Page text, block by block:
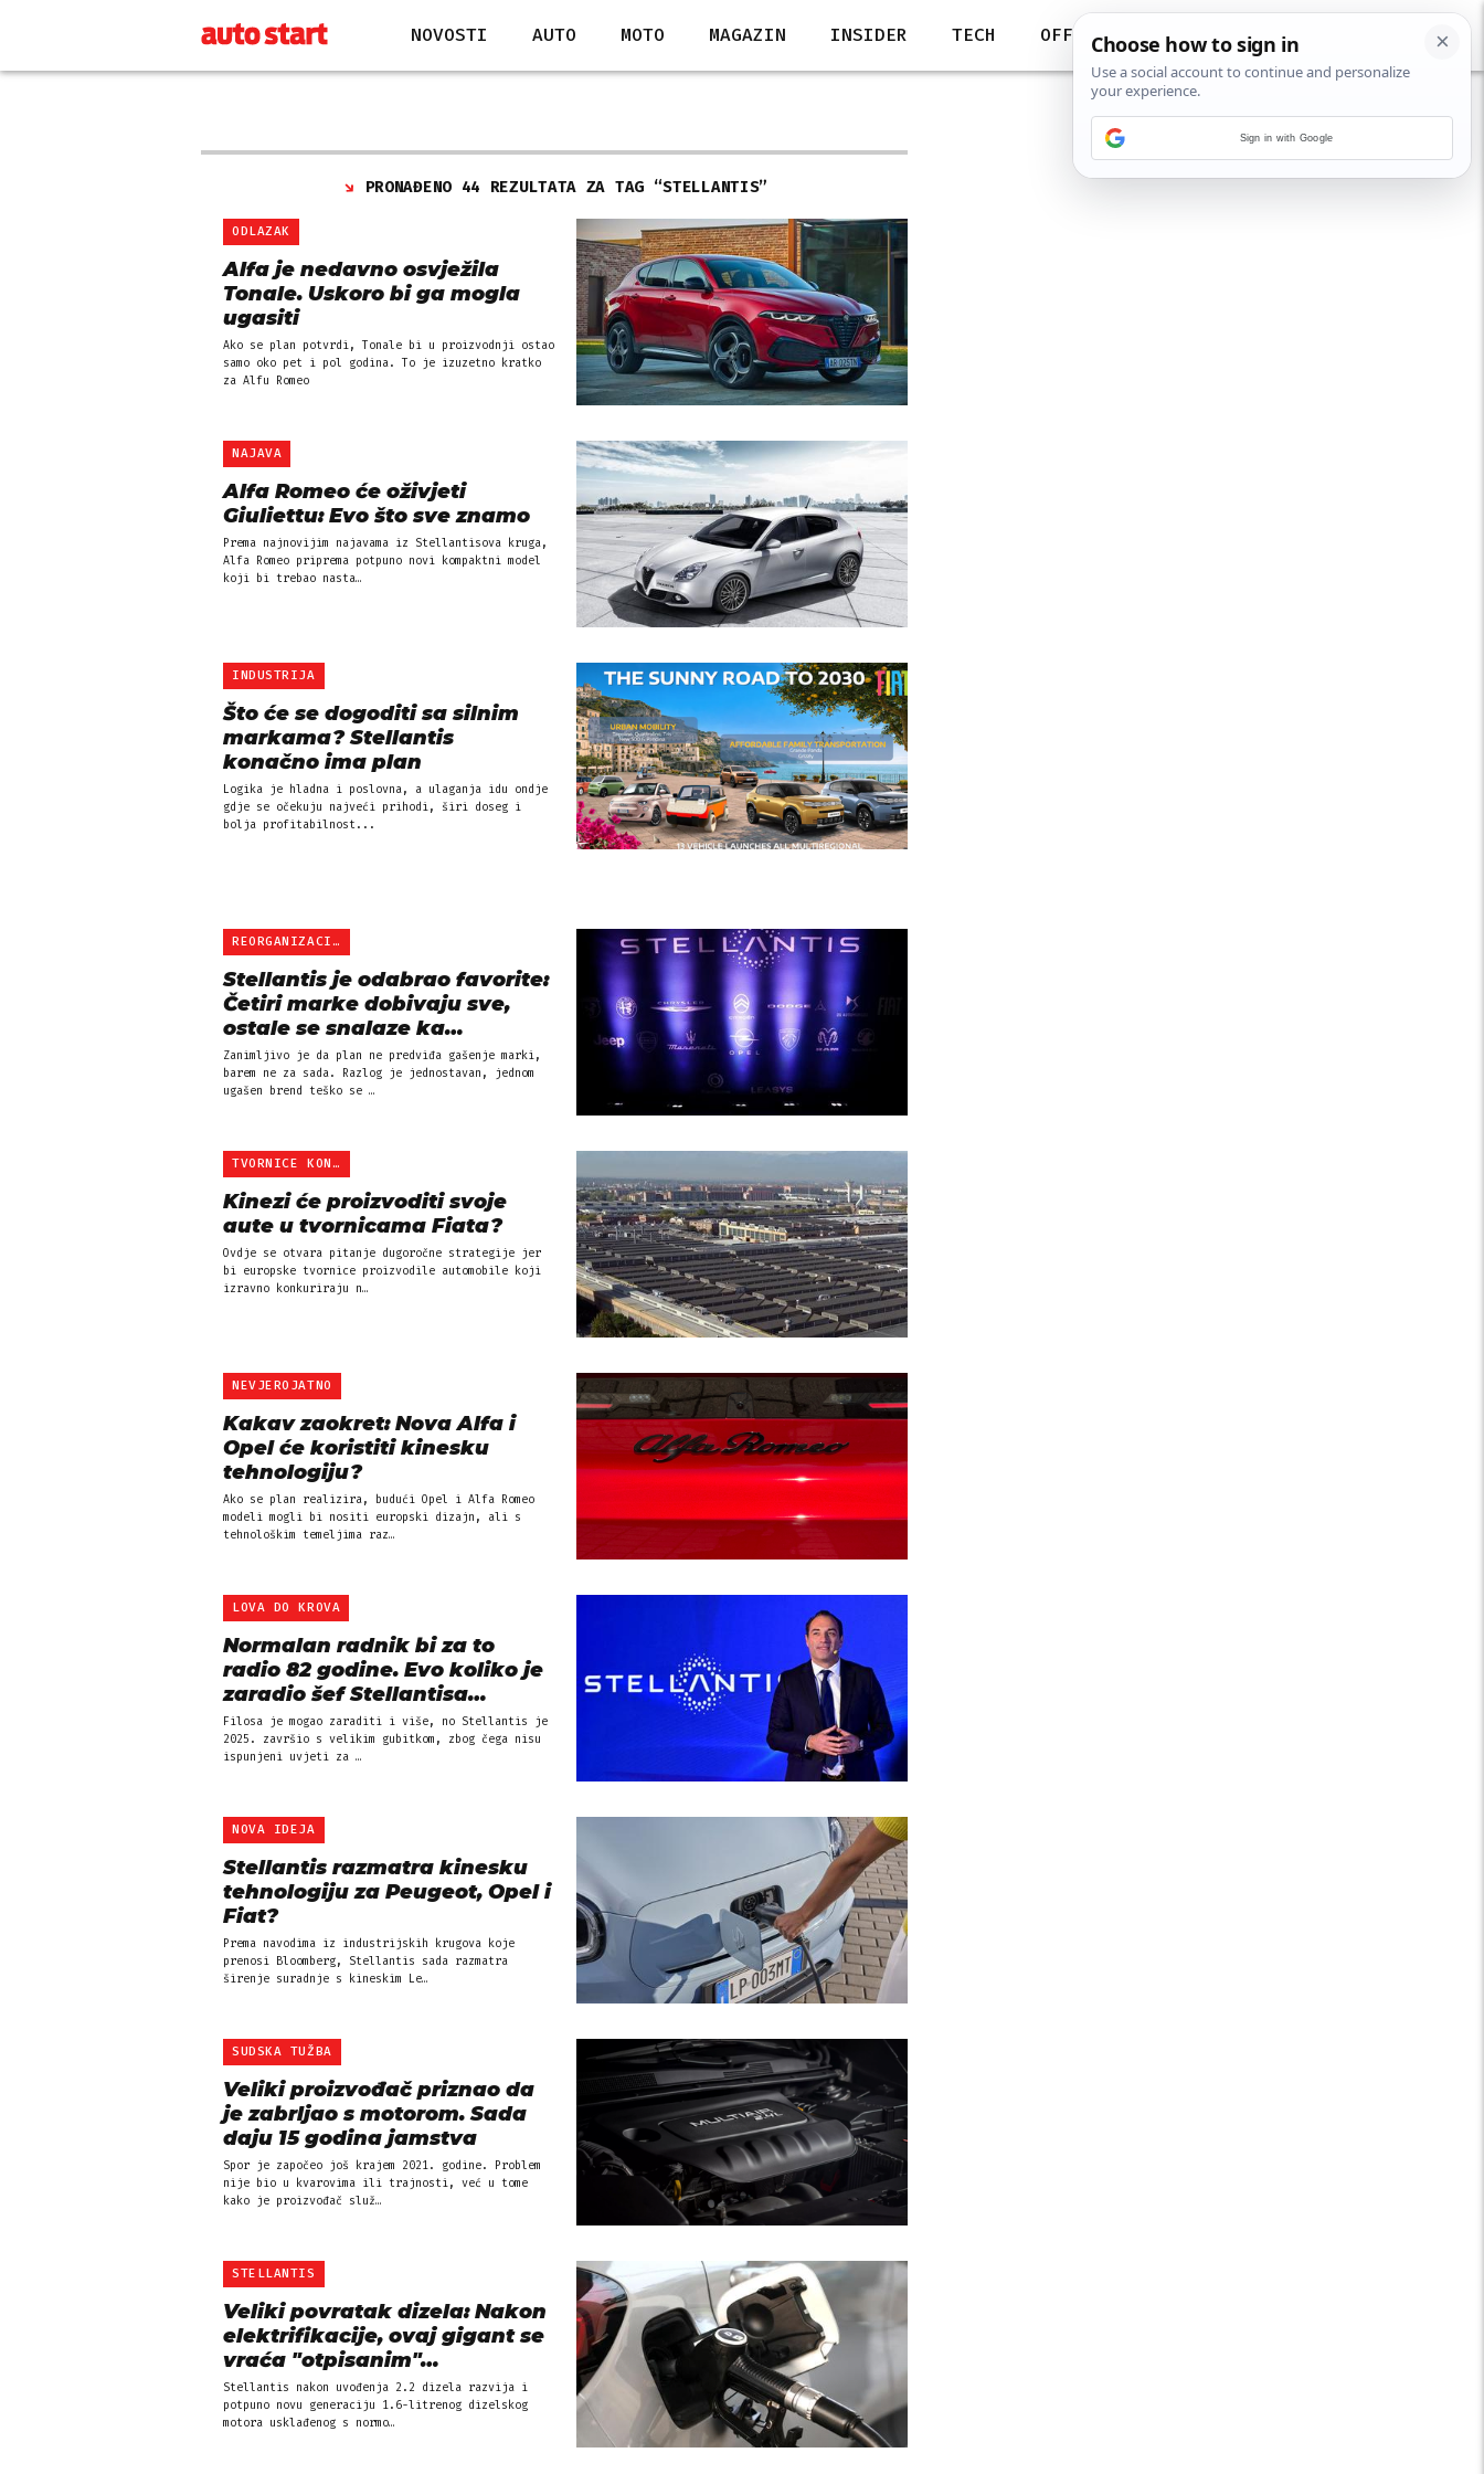
NOVOSTI AUTO MOTO MAGAZIN INSIDER TECH OFF
PRONAĐENO 44 REZULTATA ZA TAG “STELLANTIS”
ODLAZAK
Alfa je nedavno osvježila
Tonale. Uskoro bi ga mogla
ugasiti
Ako se plan potvrdi, Tonale bi u proizvodnji ostao
samo oko pet i pol godina. To je izuzetno kratko
za Alfu Romeo
NAJAVA
Alfa Romeo će oživjeti
Giuliettu: Evo što sve znamo
Prema najnovijim najavama iz Stellantisova kruga,
Alfa Romeo priprema potpuno novi kompaktni model
koji bi trebao nasta…
INDUSTRIJA
Što će se dogoditi sa silnim
markama? Stellantis
konačno ima plan
Logika je hladna i poslovna, a ulaganja idu ondje
gdje se očekuju najveći prihodi, širi doseg i
bolja profitabilnost...
REORGANIZACIJA
Stellantis je odabrao favorite:
Četiri marke dobivaju sve,
ostale se snalaze ka…
Zanimljivo je da plan ne predviđa gašenje marki,
barem ne za sada. Razlog je jednostavan, jednom
ugašen brend teško se …
TVORNICE KONKURENCIJI
Kinezi će proizvoditi svoje
aute u tvornicama Fiata?
Ovdje se otvara pitanje dugoročne strategije jer
bi europske tvornice proizvodile automobile koji
izravno konkuriraju n…
NEVJEROJATNO
Kakav zaokret: Nova Alfa i
Opel će koristiti kinesku
tehnologiju?
Ako se plan realizira, budući Opel i Alfa Romeo
modeli mogli bi nositi europski dizajn, ali s
tehnološkim temeljima raz…
LOVA DO KROVA
Normalan radnik bi za to
radio 82 godine. Evo koliko je
zaradio šef Stellantisa…
Filosa je mogao zaraditi i više, no Stellantis je
2025. završio s velikim gubitkom, zbog čega nisu
ispunjeni uvjeti za …
NOVA IDEJA
Stellantis razmatra kinesku
tehnologiju za Peugeot, Opel i
Fiat?
Prema navodima iz industrijskih krugova koje
prenosi Bloomberg, Stellantis sada razmatra
širenje suradnje s kineskim Le…
SUDSKA TUŽBA
Veliki proizvođač priznao da
je zabrljao s motorom. Sada
daju 15 godina jamstva
Spor je započeo još krajem 2021. godine. Problem
nije bio u kvarovima ili trajnosti, već u tome
kako je proizvođač služ…
STELLANTIS
Veliki povratak dizela: Nakon
elektrifikacije, ovaj gigant se
vraća "otpisanim"…
Stellantis nakon uvođenja 2.2 dizela razvija i
potpuno novu generaciju 1.6-litrenog dizelskog
motora usklađenog s normo…
Sign in with Google